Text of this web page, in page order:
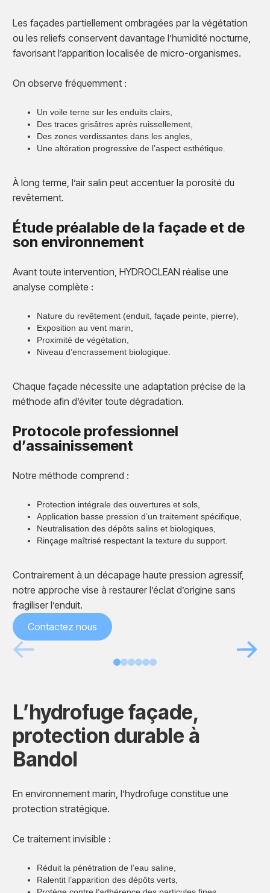
Avant Après
Les façades partiellement ombragées par la végétation
ou les reliefs conservent davantage l’humidité nocturne,
favorisant l’apparition localisée de micro-organismes.
On observe fréquemment :
Un voile terne sur les enduits clairs,
Des traces grisâtres après ruissellement,
Des zones verdissantes dans les angles,
Une altération progressive de l’aspect esthétique.
À long terme, l’air salin peut accentuer la porosité du
revêtement.
Étude préalable de la façade et de
son environnement
Avant toute intervention, HYDROCLEAN réalise une
analyse complète :
Nature du revêtement (enduit, façade peinte, pierre),
Exposition au vent marin,
Proximité de végétation,
Niveau d’encrassement biologique.
Chaque façade nécessite une adaptation précise de la
méthode afin d’éviter toute dégradation.
Protocole professionnel
d’assainissement
Notre méthode comprend :
Protection intégrale des ouvertures et sols,
Application basse pression d’un traitement spécifique,
Neutralisation des dépôts salins et biologiques,
Rinçage maîtrisé respectant la texture du support.
Contrairement à un décapage haute pression agressif,
notre approche vise à restaurer l’éclat d’origine sans
fragiliser l’enduit.
Contactez nous
L’hydrofuge façade,
protection durable à
Bandol
En environnement marin, l’hydrofuge constitue une
protection stratégique.
Ce traitement invisible :
Réduit la pénétration de l’eau saline,
Ralentit l’apparition des dépôts verts,